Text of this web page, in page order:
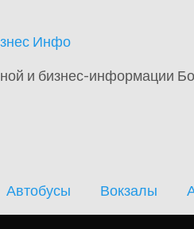
Инфо
и бизнес-информации
Автобусы Вокзалы